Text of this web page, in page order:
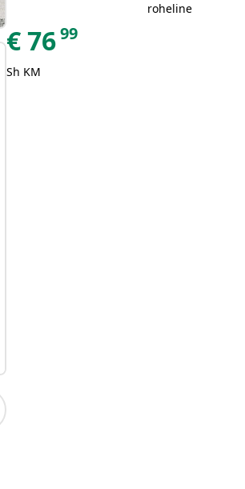
roheline
€7699
Sh KM